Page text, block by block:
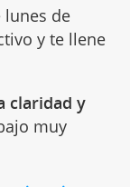
lunes de
y te llene
claridad y
muy